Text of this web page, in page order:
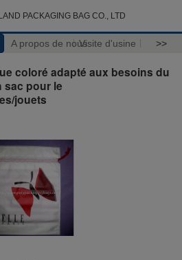
PACKAGING BAG CO., LTD
A propos de nousVisite d'usine >>
coloré adapté aux besoins du
sac pour le
jouets